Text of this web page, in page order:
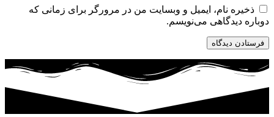
ذخیره نام، ایمیل و وبسایت من در مرورگر برای زمانی که
دوباره دیدگاهی می‌نویسم.